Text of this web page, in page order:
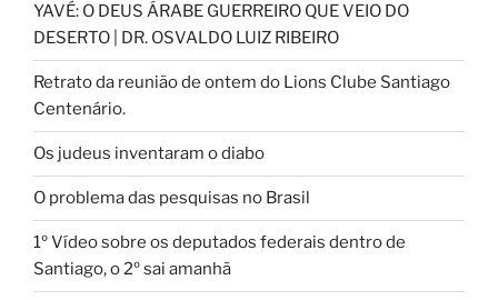
YAVÉ: O DEUS ÁRABE GUERREIRO QUE VEIO DO
DESERTO | DR. OSVALDO LUIZ RIBEIRO
Retrato da reunião de ontem do Lions Clube Santiago
Centenário.
Os judeus inventaram o diabo
O problema das pesquisas no Brasil
1º Vídeo sobre os deputados federais dentro de
Santiago, o 2º sai amanhã